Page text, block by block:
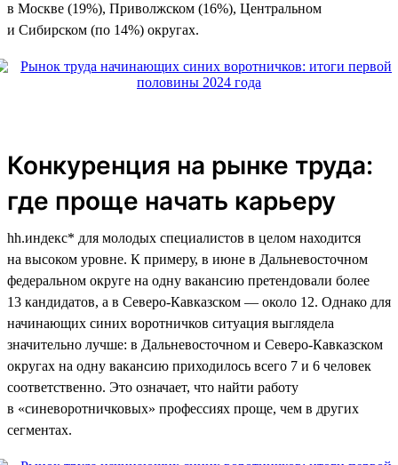
в Москве (19%), Приволжском (16%), Центральном
и Сибирском (по 14%) округах.
Конкуренция на рынке труда:
где проще начать карьеру
hh.индекс* для молодых специалистов в целом находится
на высоком уровне. К примеру, в июне в Дальневосточном
федеральном округе на одну вакансию претендовали более
13 кандидатов, а в Северо-Кавказском — около 12. Однако для
начинающих синих воротничков ситуация выглядела
значительно лучше: в Дальневосточном и Северо-Кавказском
округах на одну вакансию приходилось всего 7 и 6 человек
соответственно. Это означает, что найти работу
в «синеворотничковых» профессиях проще, чем в других
сегментах.